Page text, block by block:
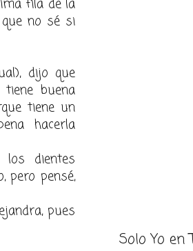
no sé si
dijo que
buena
tiene un
hacerla
dientes
pero pensé,
pues
Solo Yo en